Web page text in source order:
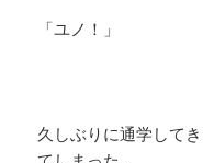
「ユノ！」
久しぶりに通学して